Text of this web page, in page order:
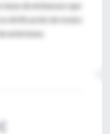
de embarazo que
vitrificación de óvulos
embriones